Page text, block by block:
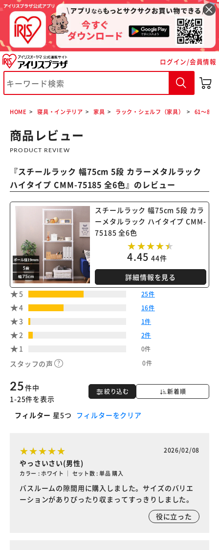
ログイン/会員情報
HOME 寝具・インテリア 家具 ラック・シェルフ（家具） 61～
商品レビュー
PRODUCT REVIEW
『スチールラック 幅75cm 5段 カラーメタルラック
ハイタイプ CMM-75185 全6色』のレビュー
スチールラック 幅75cm 5段 カラ
ーメタルラック ハイタイプ CMM-
75185 全6色
4.45 44件
詳細情報を見る
5
25件
4 16件
3 1件
2 2件
1 0件
スタッフの声 0件
絞り込む 新着順
25件中
1-25件を表示
フィルター 星5つ フィルターをクリア
2026/02/08
やっさいさい(男性)
カラー : ホワイト ｜ セット数 : 単品 購入
バスルームの隙間用に購入しました。サイズのバリエ
ーションがありぴったり収まってすっきりしました。
役に立った
※ご確認ください
カートに入れる 購入手続きへ